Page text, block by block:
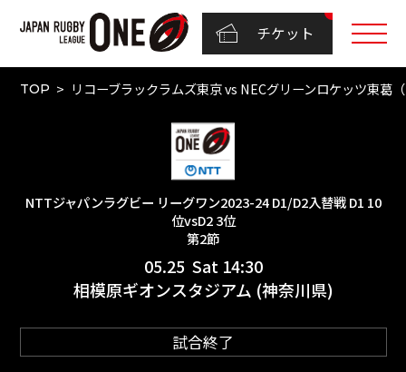
チケット
TOP リコーブラックラムズ東京 vs NECグリーンロケッツ東
NTTジャパンラグビー リーグワン2023-24 D1/D2入替戦 D1 10
位vsD2 3位
第2節
05.25 Sat 14:30
相模原ギオンスタジアム (神奈川県)
試合終了